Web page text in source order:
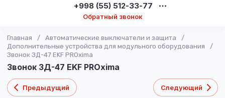
+998 (55) 512-33-77
Обратный звонок
Главная / Автоматические выключатели и защита
/
Дополнительные устройства для модульного оборудования
/
Звонок ЗД-47 EKF PROxima
Звонок ЗД-47 EKF PROxima
Предыдущий Следующий